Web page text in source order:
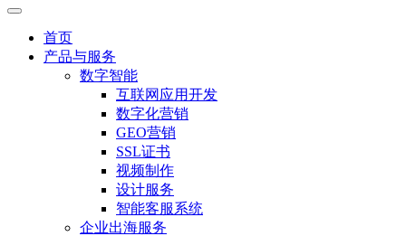
首页
产品与服务
数字智能
互联网应用开发
数字化营销
GEO营销
SSL证书
视频制作
设计服务
智能客服系统
企业出海服务